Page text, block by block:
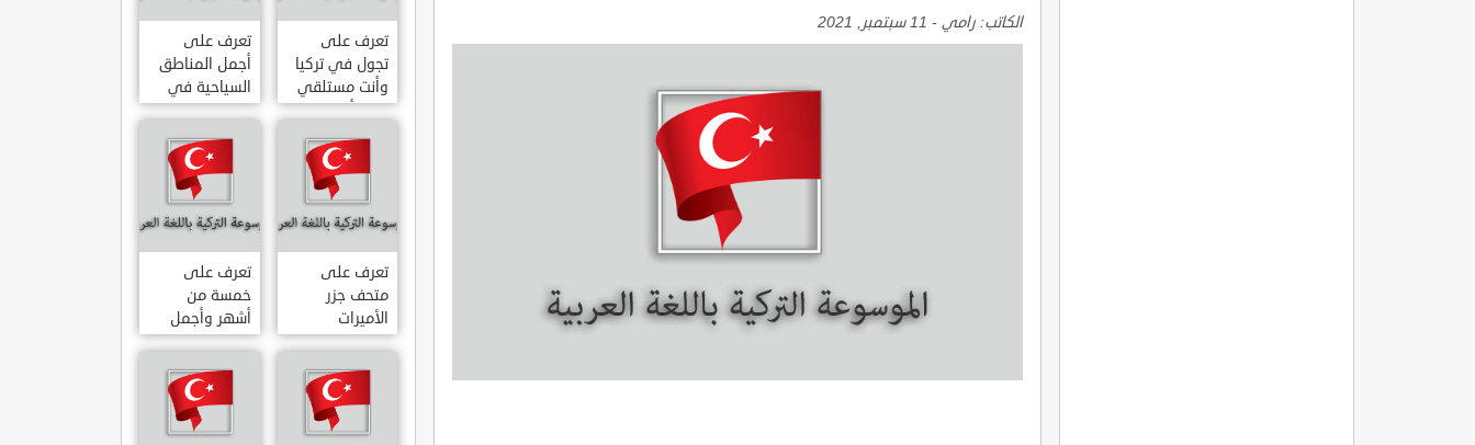
الكاتب: رامي - 11 سبتمبر, 2021
تعرف على
تجول في تركيا
وأنت مستلقي
على أريكتك
..السياحة
الافتراضية.
تعرف على
أجمل المناطق
السياحية في
اسطنبول
المشهورة في
تعرف على
متحف جزر
الأميرات
ADALAR
MÜZESI
تعرف على
خمسة من
أشهر وأجمل
قصور اسطنبول